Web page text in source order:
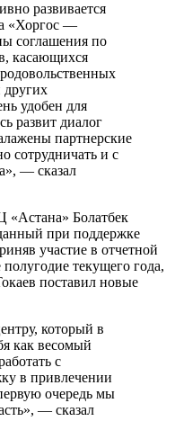
развивается
«Хоргос —
соглашения по
касающихся
других
удобен для
развит диалог
партнерские
сотрудничать и с
— сказал
«Астана» Болатбек
при поддержке
участие в отчетной
текущего года,
поставил новые
который в
как весомый
с
в привлечении
очередь мы
— сказал